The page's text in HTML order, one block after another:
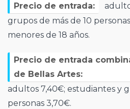
Precio de entrada:
grupos de más de 10
menores de 18 años.
Precio de entrada
de Bellas Artes:
adultos 7,40€; estudiantes y
personas 3,70€.